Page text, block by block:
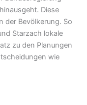
Diese
der Bevölkerung. So
Starzach lokale
zu den Planungen
wie